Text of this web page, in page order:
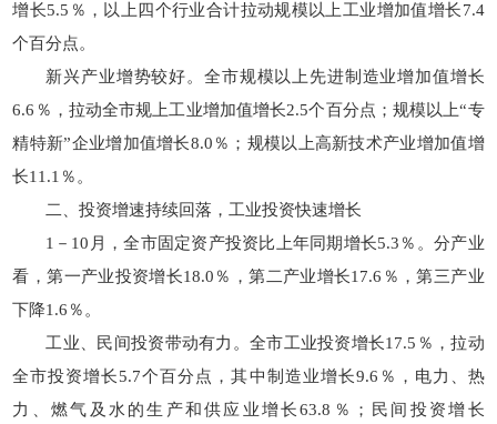
增长5.5％，以上四个行业合计拉动规模以上工业增加值增长7.4
个百分点。
新兴产业增势较好。全市规模以上先进制造业增加值增长
6.6％，拉动全市规上工业增加值增长2.5个百分点；规模以上“专
精特新”企业增加值增长8.0％；规模以上高新技术产业增加值增
长11.1％。
二、投资增速持续回落，工业投资快速增长
1－10月，全市固定资产投资比上年同期增长5.3％。分产业
看，第一产业投资增长18.0％，第二产业增长17.6％，第三产业
下降1.6％。
工业、民间投资带动有力。全市工业投资增长17.5％，拉动
全市投资增长5.7个百分点，其中制造业增长9.6％，电力、热
力、燃气及水的生产和供应业增长63.8％；民间投资增长